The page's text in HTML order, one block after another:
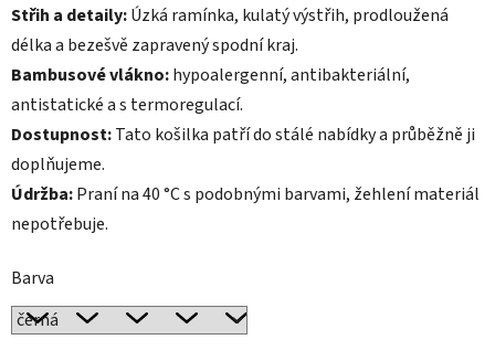
Střih a detaily:Úzká ramínka, kulatý výstřih, prodloužená
délka a bezešvě zapravený spodní kraj.
Bambusové vlákno:hypoalergenní,antibakteriální,
antistatické as termoregulací.
Dostupnost:Tato košilka patří do stálé nabídky a průběžně ji
doplňujeme.
Údržba:Praní na 40 °C s podobnými barvami, žehlení materiál
nepotřebuje.
Barva